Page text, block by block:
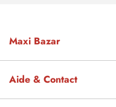
Maxi Bazar
Aide & Contact